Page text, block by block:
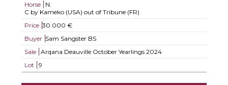
Horse
N.
C by Kameko (USA) out of Tribune (FR)
Price 30.000 €
Buyer Sam Sangster BS
Sale
Arqana Deauville October Yearlings 2024
Lot
9